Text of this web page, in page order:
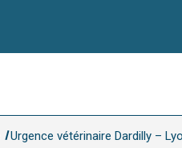
Urgence vétérinaire Dardilly –